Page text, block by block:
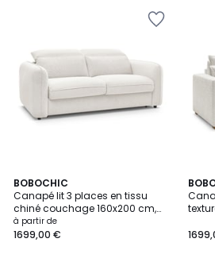
BOBOCHIC
Canapé lit 3 places en tissu
chiné couchage 160x200 cm,
ACHILLE
à partir de
1699,00 €
7
Couleurs
9